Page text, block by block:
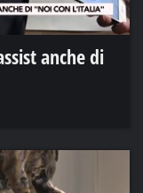
anche di